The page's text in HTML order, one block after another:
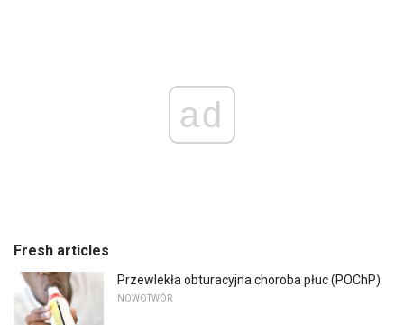
ad
Fresh articles
Przewlekła obturacyjna choroba płuc (POChP)
NOWOTWÓR